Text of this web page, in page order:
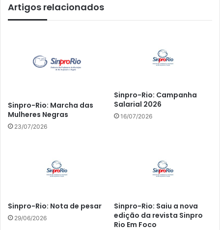
Artigos relacionados
Sinpro-Rio: Marcha das
Mulheres Negras
23/07/2026
Sinpro-Rio: Campanha
Salarial 2026
16/07/2026
Sinpro-Rio: Nota de pesar
29/06/2026
Sinpro-Rio: Saiu a nova
edição da revista Sinpro
Rio Em Foco